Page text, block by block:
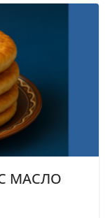
МАСЛО